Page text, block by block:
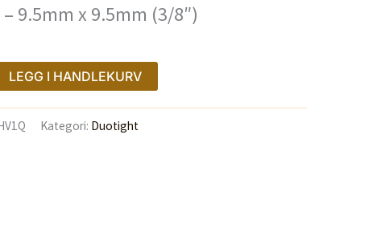
9.5mm x 9.5mm (3/8″)
LEGG I HANDLEKURV
Kategori: Duotight